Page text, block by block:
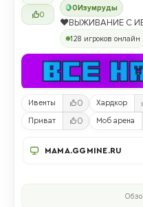
0
0Изумруды
❤️ВЫЖИВАНИЕ С
128 игроков онлайн
Ивенты 0 Хардкор
Приват 0 Моб арена
MAMA.GGMINE.RU